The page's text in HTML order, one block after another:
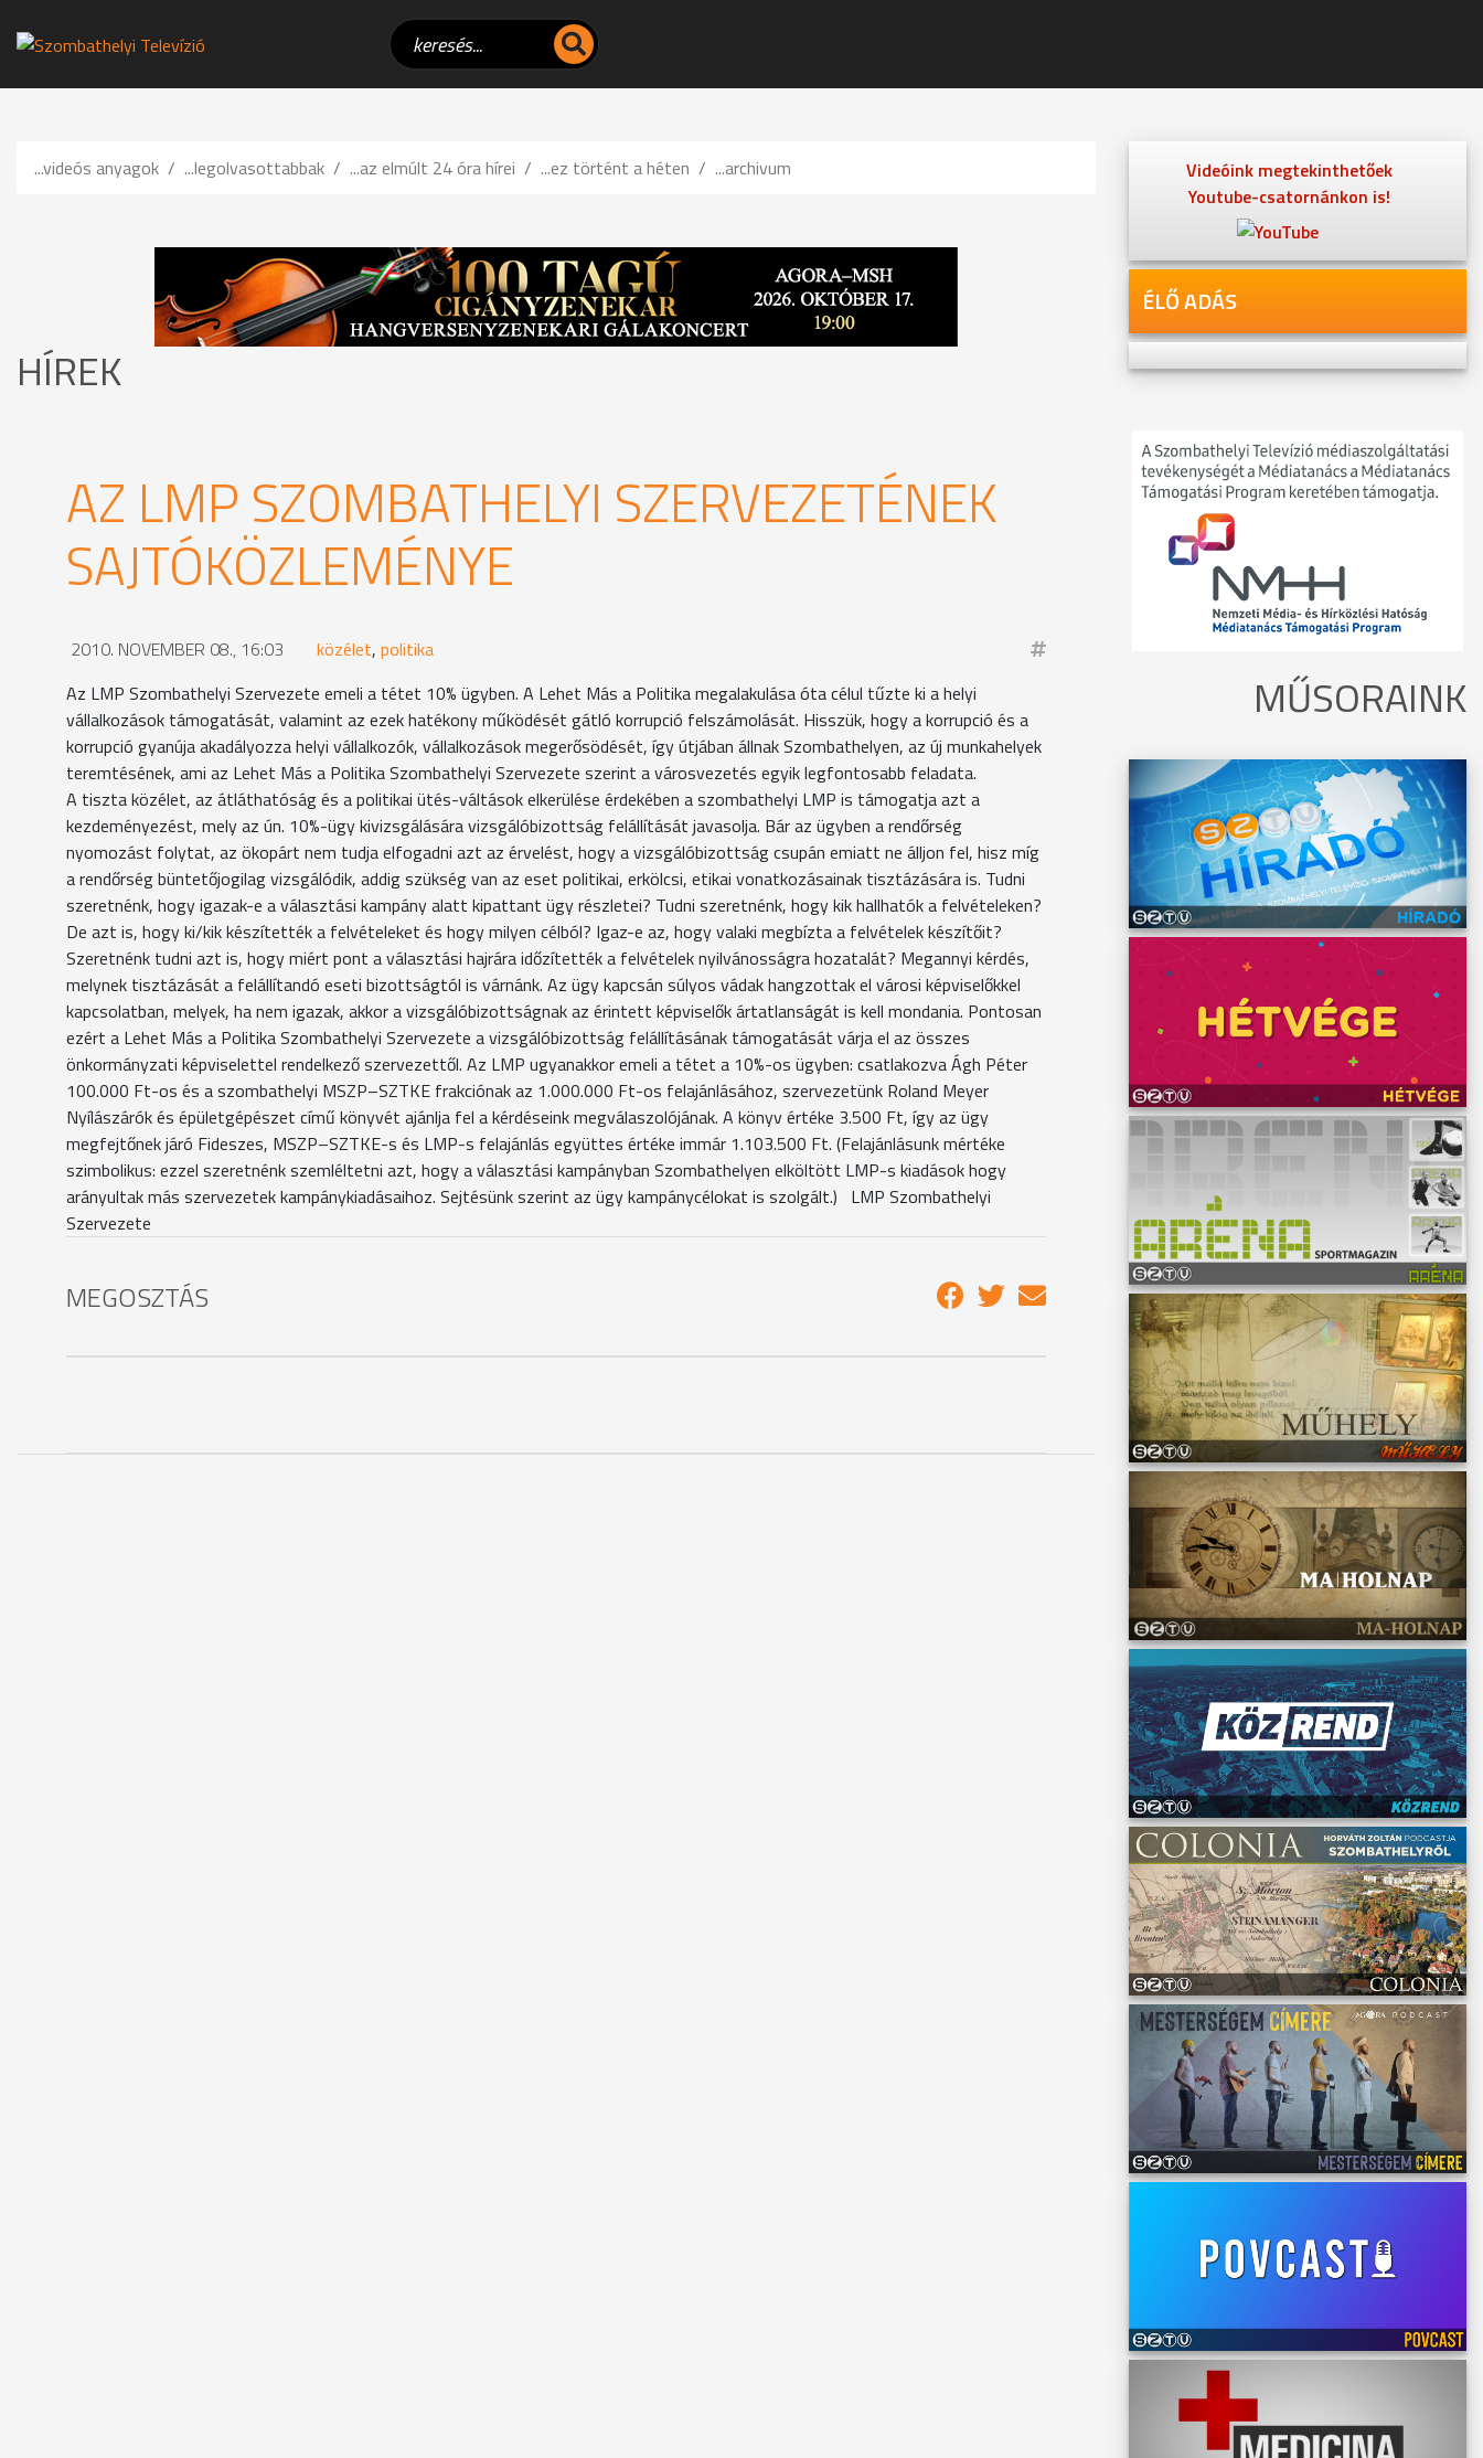
...videós anyagok ...legolvasottabbak ...az elmúlt 24 óra hírei ...ez történt a héten ...archivum
HÍREK
AZ LMP SZOMBATHELYI SZERVEZETÉNEK
SAJTÓKÖZLEMÉNYE
2010. NOVEMBER 08., 16:03 közélet, politika
Az LMP Szombathelyi Szervezete emeli a tétet 10% ügyben. A Lehet Más a Politika megalakulása óta célul tűzte ki a helyi
vállalkozások támogatását, valamint az ezek hatékony működését gátló korrupció felszámolását. Hisszük, hogy a korrupció és a
korrupció gyanúja akadályozza helyi vállalkozók, vállalkozások megerősödését, így útjában állnak Szombathelyen, az új munkahelyek
teremtésének, ami az Lehet Más a Politika Szombathelyi Szervezete szerint a városvezetés egyik legfontosabb feladata.
A tiszta közélet, az átláthatóság és a politikai ütés-váltások elkerülése érdekében a szombathelyi LMP is támogatja azt a
kezdeményezést, mely az ún. 10%-ügy kivizsgálására vizsgálóbizottság felállítását javasolja. Bár az ügyben a rendőrség
nyomozást folytat, az ökopárt nem tudja elfogadni azt az érvelést, hogy a vizsgálóbizottság csupán emiatt ne álljon fel, hisz míg
a rendőrség büntetőjogilag vizsgálódik, addig szükség van az eset politikai, erkölcsi, etikai vonatkozásainak tisztázására is. Tudni
szeretnénk, hogy igazak-e a választási kampány alatt kipattant ügy részletei? Tudni szeretnénk, hogy kik hallhatók a felvételeken?
De azt is, hogy ki/kik készítették a felvételeket és hogy milyen célból? Igaz-e az, hogy valaki megbízta a felvételek készítőit?
Szeretnénk tudni azt is, hogy miért pont a választási hajrára időzítették a felvételek nyilvánosságra hozatalát? Megannyi kérdés,
melynek tisztázását a felállítandó eseti bizottságtól is várnánk. Az ügy kapcsán súlyos vádak hangzottak el városi képviselőkkel
kapcsolatban, melyek, ha nem igazak, akkor a vizsgálóbizottságnak az érintett képviselők ártatlanságát is kell mondania. Pontosan
ezért a Lehet Más a Politika Szombathelyi Szervezete a vizsgálóbizottság felállításának támogatását várja el az összes
önkormányzati képviselettel rendelkező szervezettől. Az LMP ugyanakkor emeli a tétet a 10%-os ügyben: csatlakozva Ágh Péter
100.000 Ft-os és a szombathelyi MSZP–SZTKE frakciónak az 1.000.000 Ft-os felajánlásához, szervezetünk Roland Meyer
Nyílászárók és épületgépészet című könyvét ajánlja fel a kérdéseink megválaszolójának. A könyv értéke 3.500 Ft, így az ügy
megfejtőnek járó Fideszes, MSZP–SZTKE-s és LMP-s felajánlás együttes értéke immár 1.103.500 Ft. (Felajánlásunk mértéke
szimbolikus: ezzel szeretnénk szemléltetni azt, hogy a választási kampányban Szombathelyen elköltött LMP-s kiadások hogy
arányultak más szervezetek kampánykiadásaihoz. Sejtésünk szerint az ügy kampánycélokat is szolgált.) LMP Szombathelyi
Szervezete
MEGOSZTÁS
Videóink megtekinthetőek
Youtube-csatornánkon is!
ÉLŐ ADÁS
MŰSORAINK